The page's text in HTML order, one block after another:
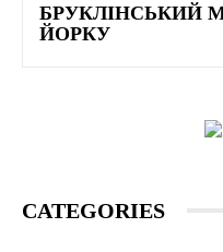
БРУКЛІНСЬКИЙ
ЙОРКУ
CATEGORIES